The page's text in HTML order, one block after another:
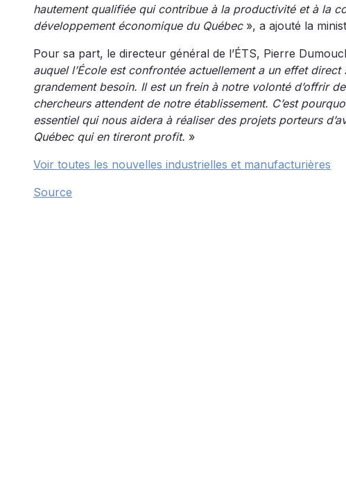
hautement qualifiée qui contribue à la productivité et à la
développement économique du Québec», a ajouté la
Pour sa part, le directeur général de l’ÉTS, Pierre
auquel l’École est confrontée actuellement a un effet
grandement besoin. Il est un frein à notre volonté d’offrir
chercheurs attendent de notre établissement. C’est
essentiel qui nous aidera à réaliser des projets porteurs
Québec qui en tireront profit. »
Voir toutes les nouvelles industrielles et manufacturières
Source